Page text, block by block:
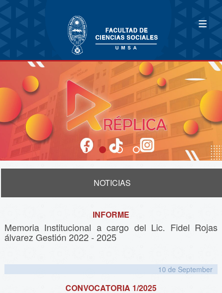
NOTICIAS
INFORME
Memoria Institucional a cargo del Lic. Fidel Rojas
álvarez Gestión 2022 - 2025
10 de September
CONVOCATORIA 1/2025